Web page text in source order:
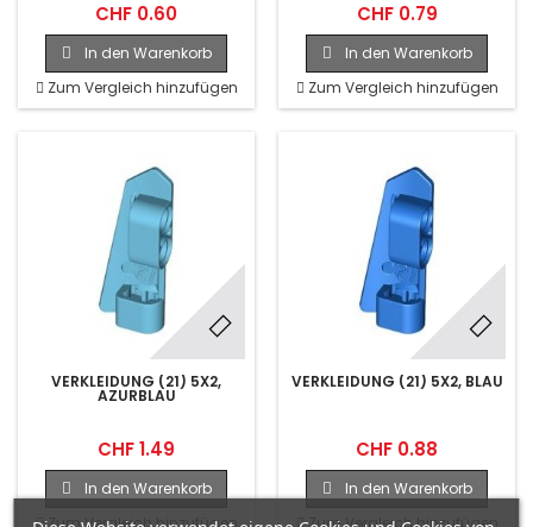
CHF 0.60
In den Warenkorb
Zum Vergleich hinzufügen
CHF 0.79
In den Warenkorb
Zum Vergleich hinzufügen
VERKLEIDUNG (21) 5X2,
AZURBLAU
CHF 1.49
In den Warenkorb
VERKLEIDUNG (21) 5X2, BLAU
CHF 0.88
In den Warenkorb